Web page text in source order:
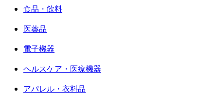
食品・飲料
医薬品
電子機器
ヘルスケア・医療機器
アパレル・衣料品